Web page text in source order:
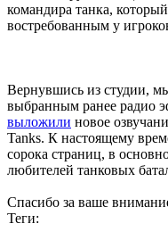
командира танка,
востребованным у
Вернувшись из студии,
выбранным ранее радио
выложили новое
Tanks. К настоящему
сорока страниц, в
любителей танковых
Спасибо за ваше
Теги: